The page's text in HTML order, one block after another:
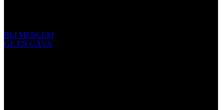
BLI MEDLEM
GE EN GÅVA